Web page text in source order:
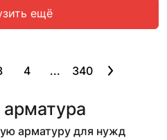
ещё
4 ... 340
арматуру для нужд